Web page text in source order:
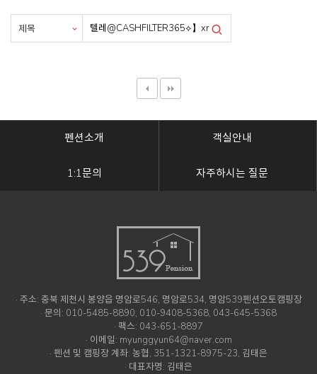
펜션소개 객실안내
1:1문의 자주하시는 질문
· 주소: 충북 제천시 봉양읍 명암로546, 명암로534, 명암539펜션오토캠핑장
· 문의: 010-5485-8890, 010-9408-5368, 043-645-5368
· 팩스: 043-651-8897
· 이메일: myunggyun64@naver.com
· 펜션 및 캠핑장 계좌: 농협, 351-1321-8975-23, 김태은
· 대표자명: 김태은